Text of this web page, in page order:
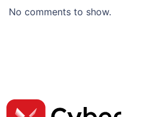
No comments to show.